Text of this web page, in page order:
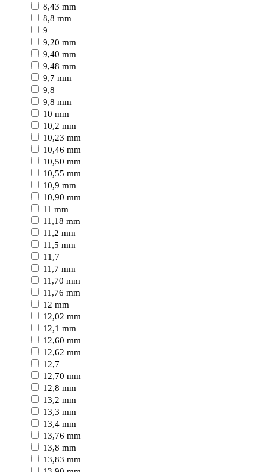
8,43 mm
8,8 mm
9
9,20 mm
9,40 mm
9,48 mm
9,7 mm
9,8
9,8 mm
10 mm
10,2 mm
10,23 mm
10,46 mm
10,50 mm
10,55 mm
10,9 mm
10,90 mm
11 mm
11,18 mm
11,2 mm
11,5 mm
11,7
11,7 mm
11,70 mm
11,76 mm
12 mm
12,02 mm
12,1 mm
12,60 mm
12,62 mm
12,7
12,70 mm
12,8 mm
13,2 mm
13,3 mm
13,4 mm
13,76 mm
13,8 mm
13,83 mm